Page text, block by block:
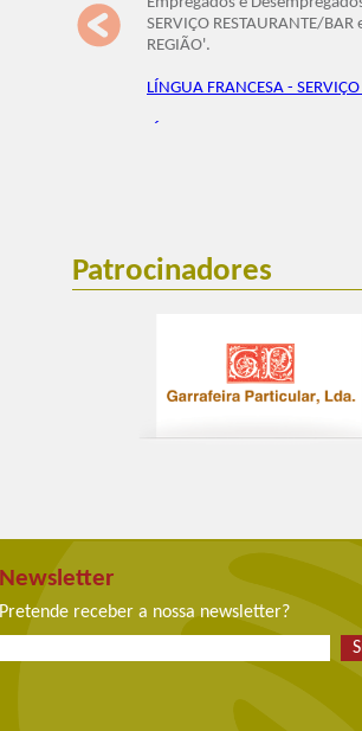
SERVIÇO RESTAURANTE/
REGIÃO'.
LÍNGUA FRANCESA -
Patrocinadores
Newsletter
Pretende receber a nossa newsletter?